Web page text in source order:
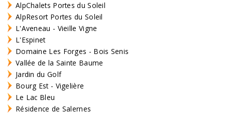
AlpChalets Portes du Soleil
AlpResort Portes du Soleil
L'Aveneau - Vieille Vigne
L'Espinet
Domaine Les Forges - Bois Senis
Vallée de la Sainte Baume
Jardin du Golf
Bourg Est - Vigelière
Le Lac Bleu
Résidence de Salernes